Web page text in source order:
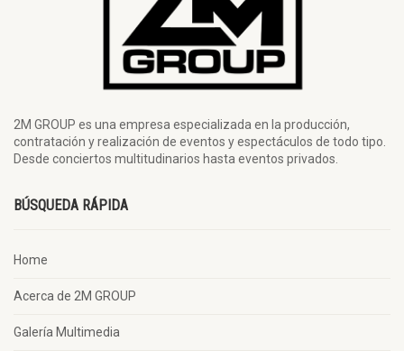
2M GROUP es una empresa especializada en la producción,
contratación y realización de eventos y espectáculos de todo tipo.
Desde conciertos multitudinarios hasta eventos privados.
BÚSQUEDA RÁPIDA
Home
Acerca de 2M GROUP
Galería Multimedia